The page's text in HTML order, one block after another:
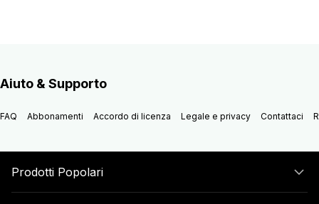
Aiuto & Supporto
FAQ Abbonamenti Accordo di licenza Legale e privacy Contattaci
Prodotti Popolari